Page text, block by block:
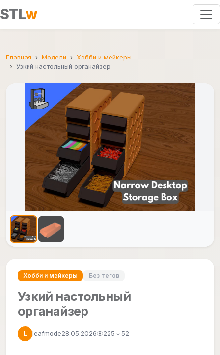
STLw
Главная Модели
Хобби и мейкеры
Узкий настольный органайзер
Хобби и мейкеры Без тегов
Узкий настольный
органайзер
L leafmode28.05.2026 225 52